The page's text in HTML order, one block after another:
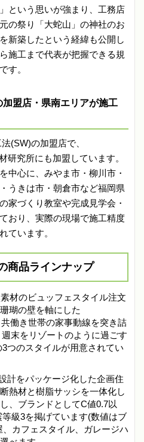
という思いが強まり、工務店
の祭り「大蛇山」の神社のお
新築したという経緯も公開し
施工まで代表が把握できる規
す。
盟店・県南エリアが施工
(SW)の加盟店で、
研究所にも加盟しています。
中心に、みやま市・柳川市・
うきは市・朝倉市など福岡県
家づくり教室や完成見学会・
おり、実際の現場で施工精度
ています。
商品ラインナップ
材のビュッフェスタイル注文
瑚の壁を軸にした
共働き世帯の家事動線を突き詰
末をリゾートのように過ごす
3つのスタイルが用意されてい
計をパッケージ化した企画住
熱材と樹脂サッシを一体化し
、ブランドとしてC値0.7以
級3を掲げています(数値はブ
カフェスタイル、ガレージハ